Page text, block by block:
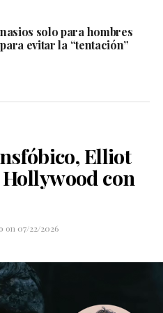
solo para hombres
evitar la “tentación”
Elliot
con
on 07/22/2026